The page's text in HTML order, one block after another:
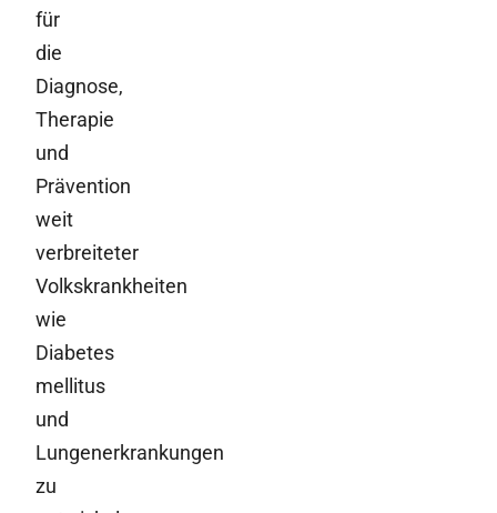
für
die
Diagnose,
Therapie
und
Prävention
weit
verbreiteter
Volkskrankheiten
wie
Diabetes
mellitus
und
Lungenerkrankungen
zu